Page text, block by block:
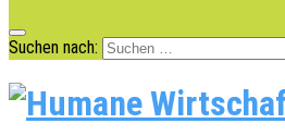
Suchen nach: